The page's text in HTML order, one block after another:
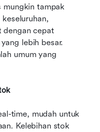
mungkin tampak
dengan cepat
lebih besar.
umum yang
time, mudah untuk
Kelebihan stok